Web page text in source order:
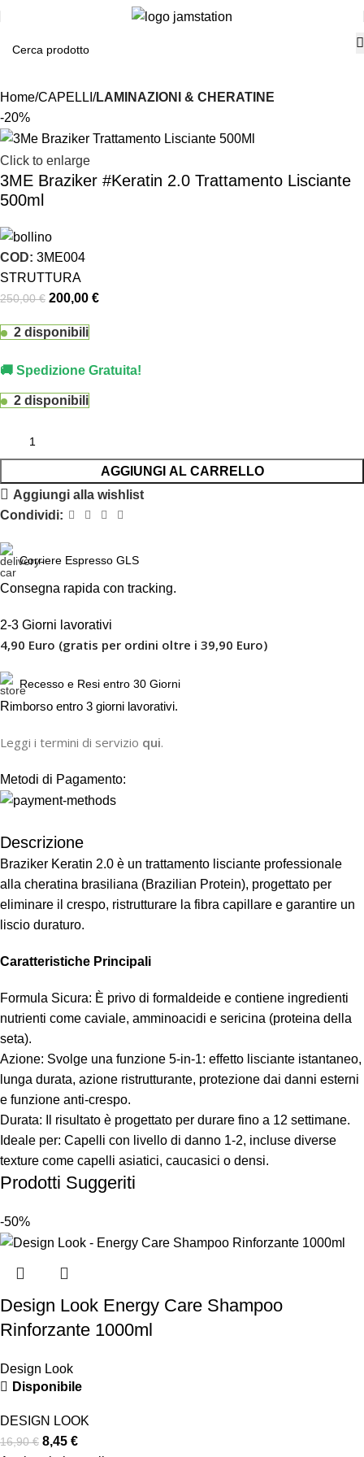
Home CAPELLI LAMINAZIONI & CHERATINE
-20%
Click to enlarge
3ME Braziker #Keratin 2.0 Trattamento Lisciante
500ml
COD: 3ME004
STRUTTURA
250,00€ 200,00 €
2 disponibili
🚚 Spedizione Gratuita!
2 disponibili
AGGIUNGI AL CARRELLO
Aggiungi alla wishlist
Condividi:
Corriere Espresso GLS
Consegna rapida con tracking.
2-3 Giorni lavorativi
4,90 Euro (gratis per ordini oltre i 39,90 Euro)
Recesso e Resi entro 30 Giorni
Rimborso entro 3 giorni lavorativi.
Leggi i termini di servizio qui.
Metodi di Pagamento:
Descrizione
Braziker Keratin 2.0 è un trattamento lisciante professionale
alla cheratina brasiliana (Brazilian Protein), progettato per
eliminare il crespo, ristrutturare la fibra capillare e garantire un
liscio duraturo.
Caratteristiche Principali
Formula Sicura: È privo di formaldeide e contiene ingredienti
nutrienti come caviale, amminoacidi e sericina (proteina della
seta).
Azione: Svolge una funzione 5-in-1: effetto lisciante istantaneo,
lunga durata, azione ristrutturante, protezione dai danni esterni
e funzione anti-crespo.
Durata: Il risultato è progettato per durare fino a 12 settimane.
Ideale per: Capelli con livello di danno 1-2, incluse diverse
texture come capelli asiatici, caucasici o densi.
Prodotti Suggeriti
-50%
Design Look Energy Care Shampoo
Rinforzante 1000ml
Design Look
Disponibile
DESIGN LOOK
16,90€ 8,45 €